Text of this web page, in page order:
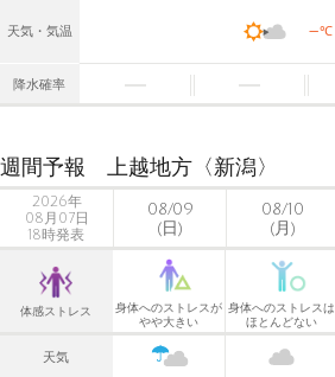
天気・気温 -℃
降水確率
週間予報 上越地方〈新潟〉
2026年
08月07日
18時発表
08/09
(日)
08/10
(月)
体感ストレス
身体へのストレスが
やや大きい
身体へのストレスは
ほとんどない
天気